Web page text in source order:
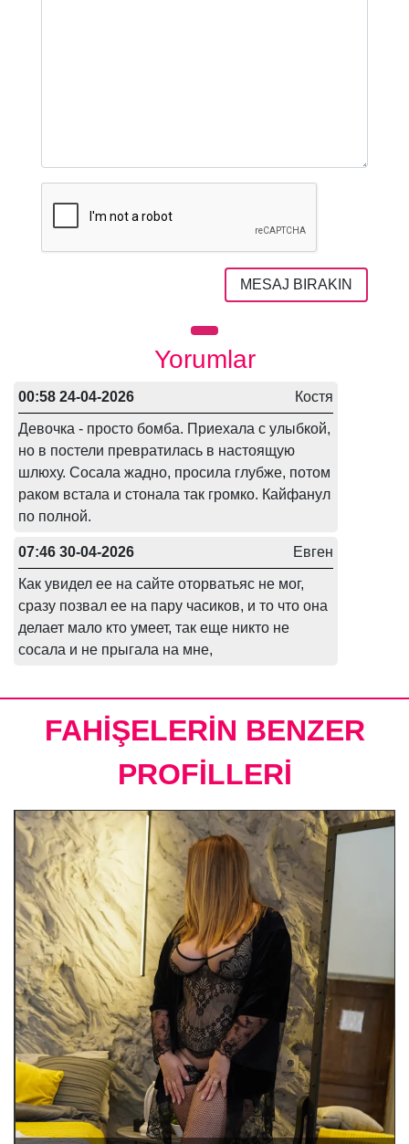
MESAJ BIRAKIN
Yorumlar
00:58 24-04-2026 Костя
Девочка - просто бомба. Приехала с улыбкой,
но в постели превратилась в настоящую
шлюху. Сосала жадно, просила глубже, потом
раком встала и стонала так громко. Кайфанул
по полной.
07:46 30-04-2026 Евген
Как увидел ее на сайте оторватьяс не мог,
сразу позвал ее на пару часиков, и то что она
делает мало кто умеет, так еще никто не
сосала и не прыгала на мне,
FAHİŞELERİN BENZER
PROFİLLERİ